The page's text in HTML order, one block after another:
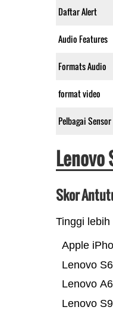
Daftar Alert
Audio Features
Formats Audio
format video
Pelbagai Sensor
Skor
Tinggi lebih
Lenovo
Lenovo
Lenovo
Apple